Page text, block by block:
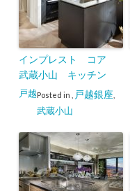
インプレスト コア
武蔵小山 キッチン
Posted in
戸越 戸越銀座
武蔵小山